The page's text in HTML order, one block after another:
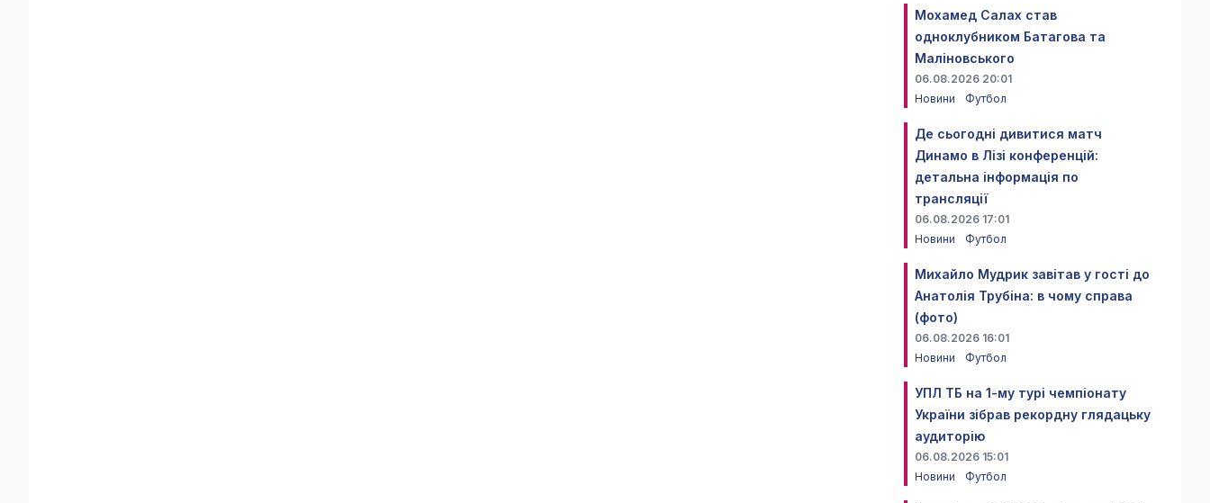
Мохамед Салах став
одноклубником Батагова та
Маліновського
06.08.2026 20:01
Новини
Футбол
Де сьогодні дивитися матч
Динамо в Лізі конференцій:
детальна інформація по
трансляції
06.08.2026 17:01
Новини
Футбол
Михайло Мудрик завітав у гості до
Анатолія Трубіна: в чому справа
(фото)
06.08.2026 16:01
Новини
Футбол
УПЛ ТБ на 1-му турі чемпіонату
України зібрав рекордну глядацьку
аудиторію
06.08.2026 15:01
Новини
Футбол